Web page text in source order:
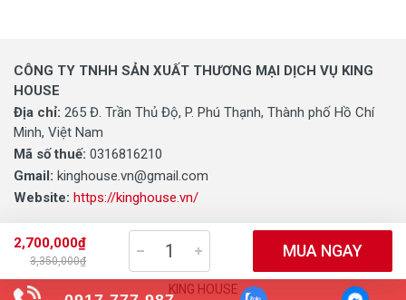
2,700,000₫
3,350,000₫
MUA NGAY
CÔNG TY TNHH SẢN XUẤT THƯƠNG MẠI DỊCH VỤ KING
HOUSE
Địa chỉ: 265 Đ. Trần Thủ Độ, P. Phú Thạnh, Thành phố Hồ Chí
Minh, Việt Nam
Mã số thuế: 0316816210
Gmail: kinghouse.vn@gmail.com
Website: https://kinghouse.vn/
0316816210 - CÔNG TY TNHH SẢN XUẤT THƯƠNG MẠI DỊCH VỤ
KING HOUSE